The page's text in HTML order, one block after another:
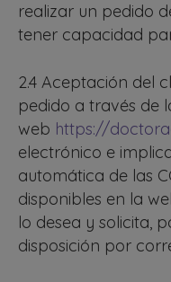
realizar un pedido
tener capacidad
2.4 Aceptación del
pedido a través de
web https://
electrónico e
automática de las
disponibles en la
lo desea y solicita,
disposición por